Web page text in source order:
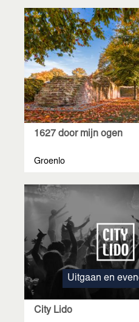
1627 door mijn ogen
Groenlo
Uitgaan en
City Lido